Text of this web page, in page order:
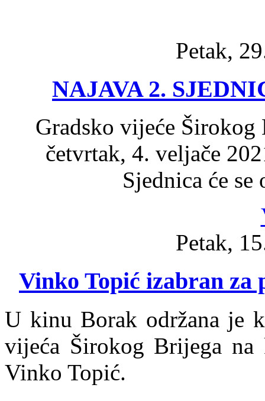
Petak,
NAJAVA 2.
Gradsko vijeće Širokog
četvrtak, 4. veljače
Sjednica će
Petak,
Vinko Topić izabran za
U kinu Borak održana je
vijeća Širokog Brijega na
Vinko Topić.